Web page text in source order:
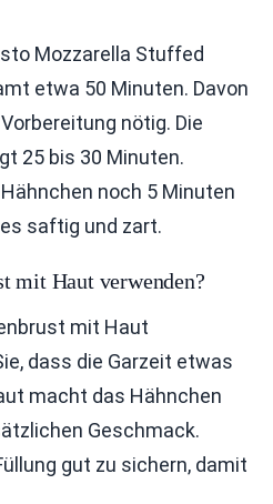
Mozzarella Stuffed
etwa 50 Minuten. Davon
nötig. Die
25 bis 30 Minuten.
noch 5 Minuten
saftig und zart.
mit Haut verwenden?
mit Haut
dass die Garzeit etwas
macht das Hähnchen
Geschmack.
gut zu sichern, damit